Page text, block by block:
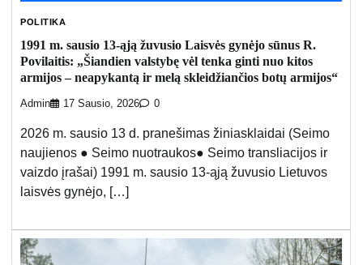
POLITIKA
1991 m. sausio 13-ąją žuvusio Laisvės gynėjo sūnus R.
Povilaitis: „Šiandien valstybę vėl tenka ginti nuo kitos
armijos – neapykantą ir melą skleidžiančios botų armijos“
Admin 17 Sausio, 2026 0
2026 m. sausio 13 d. pranešimas žiniasklaidai (Seimo
naujienos ● Seimo nuotraukos● Seimo transliacijos ir
vaizdo įrašai) 1991 m. sausio 13-ąją žuvusio Lietuvos
laisvės gynėjo, […]